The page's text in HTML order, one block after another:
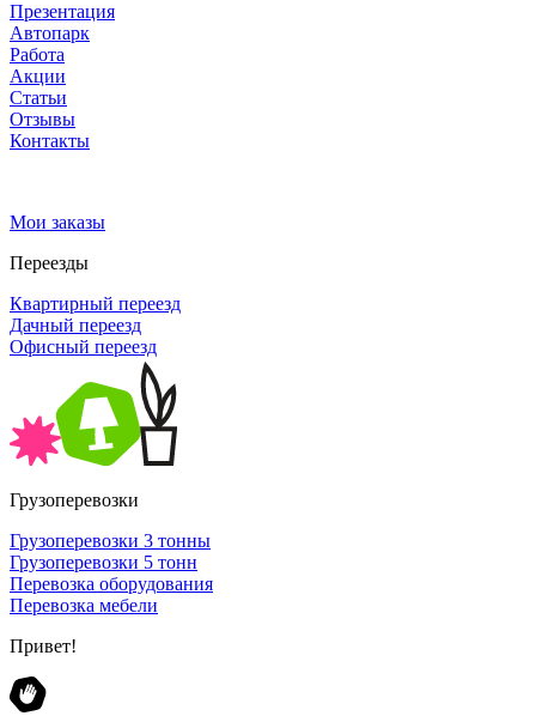
Презентация
Автопарк
Работа
Акции
Статьи
Отзывы
Контакты
Мои заказы
Переезды
Квартирный переезд
Дачный переезд
Офисный переезд
Грузоперевозки
Грузоперевозки 3 тонны
Грузоперевозки 5 тонн
Перевозка оборудования
Перевозка мебели
Привет!